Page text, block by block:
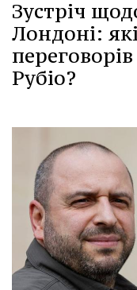
Зустріч
Лондоні:
Рубіо?